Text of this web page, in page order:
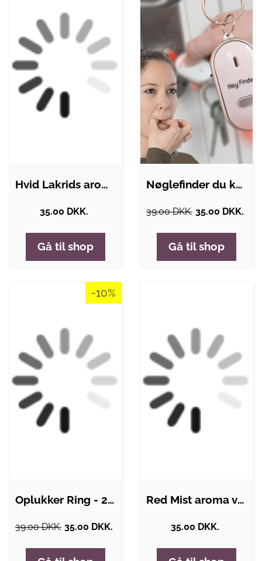
Hvid Lakrids aroma væske (Hygg Aroma)…
35.00 DKK.
Gå til shop
Nøglefinder du kan fløjte efter
39.00 DKK. 35.00 DKK.
Gå til shop
-10%
Oplukker Ring - 22 mm
39.00 DKK. 35.00 DKK.
Red Mist aroma væske fra hygg - 10 ml
35.00 DKK.